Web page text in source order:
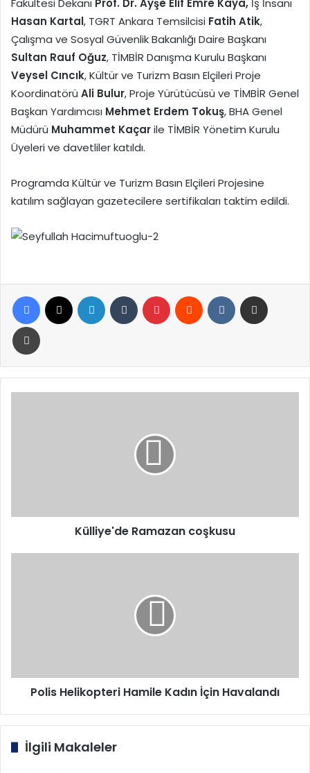
Fakültesi Dekanı Prof. Dr. Ayşe Elif Emre Kaya, İş İnsanı
Hasan Kartal, TGRT Ankara Temsilcisi Fatih Atik,
Çalışma ve Sosyal Güvenlik Bakanlığı Daire Başkanı
Sultan Rauf Oğuz, TİMBİR Danışma Kurulu Başkanı
Veysel Cıncık, Kültür ve Turizm Basın Elçileri Proje
Koordinatörü Ali Bulur, Proje Yürütücüsü ve TİMBİR Genel
Başkan Yardımcısı Mehmet Erdem Tokuş, BHA Genel
Müdürü Muhammet Kaçarile TİMBİR Yönetim Kurulu
Üyeleri ve davetliler katıldı.
Programda Kültür ve Turizm Basın Elçileri Projesine
katılım sağlayan gazetecilere sertifikaları taktim edildi.
Facebook LinkedIn Tumblr Pinterest Reddit VKontakte
Yazdır
Külliye'de Ramazan coşkusu
Polis Helikopteri Hamile Kadın İçin Havalandı
İlgili Makaleler